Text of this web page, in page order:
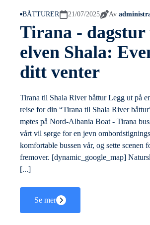
BÅTTURER 21/07/2025 Av
Tirana -
elven Shala:
ditt venter
Tirana til Shala River båttur Legg ut på
reise for din “Tirana til Shala River
møtes på Nord-Albania Boat - Tirana
vårt vil sørge for en jevn
komfortable bussen vår, og sette scenen
fremover. [dynamic_google_map]
[...]
Se mer